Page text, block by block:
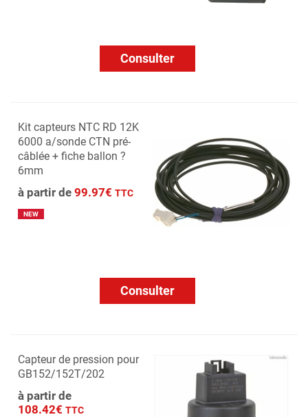
Consulter
Kit capteurs NTC RD 12K
6000 a/sonde CTN pré-
câblée + fiche ballon ?
6mm
à partir de 99.97€ TTC
NEW
Consulter
Capteur de pression pour
GB152/152T/202
à partir de
108.42€ TTC